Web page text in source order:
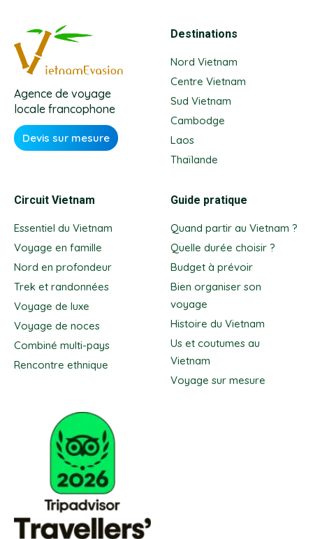
Agence de voyage
locale francophone
Devis sur mesure
Destinations
Nord Vietnam
Centre Vietnam
Sud Vietnam
Cambodge
Laos
Thaïlande
Circuit Vietnam
Essentiel du Vietnam
Voyage en famille
Nord en profondeur
Trek et randonnées
Voyage de luxe
Voyage de noces
Combiné multi-pays
Rencontre ethnique
Guide pratique
Quand partir au Vietnam ?
Quelle durée choisir ?
Budget à prévoir
Bien organiser son
voyage
Histoire du Vietnam
Us et coutumes au
Vietnam
Voyage sur mesure